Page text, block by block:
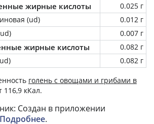
жирные кислоты
0.025 г
(ud)
0.012 г
0.007 г
жирные кислоты
0.082 г
0.082 г
голень с овощами и грибами в
116,9 кКал.
Создан в приложении
Подробнее.